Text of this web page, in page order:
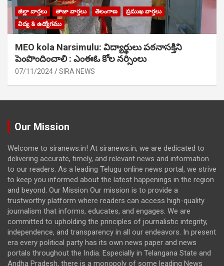
జిల్లా వార్తలు తాజా వార్తలు తెలంగాణ
ప్రముఖ వార్తలు
విద్య & ఉద్యోగము
MEO kola Narsimulu: విద్యార్థులు పఠ‌నాసక్తిని
పెంపొందించాలి : ఎంఈఓ కోల నర్సింలు
07/11/2024 SIRA NEWS
Our Mission
Welcome to siranews.in! At siranews.in, we are dedicated to
delivering accurate, timely, and relevant news and information
to our readers. As a leading Telugu online news portal, we strive
to keep you informed about the latest happenings in the region
and beyond. Our Mission Our mission is to provide a
trustworthy platform where readers can access high-quality
journalism that informs, educates, and engages. We are
committed to upholding the principles of journalistic integrity,
independence, and transparency in all our endeavors. In present
era every political party has its own news paper and news
portals throughout the India. Especially in Telangana State and
Andha Pradesh, there is a monopoly of some leading News